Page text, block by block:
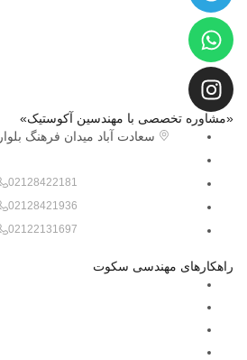
«مشاوره تخصصی با مهندسین آکوستیک»
سعادت آباد میدان فرهنگ بلوار24 متری برج ASA
02128422181
02128421936
02122131697
راهکارهای مهندسی سکوت